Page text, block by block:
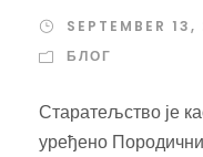
SEPTEMBER 13,
БЛОГ
Старатељство је
уређено